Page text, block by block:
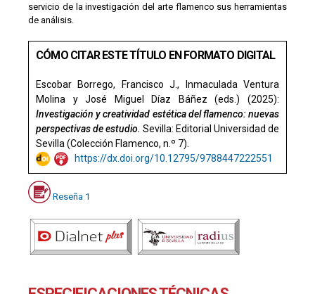
servicio de la investigación del arte flamenco sus herramientas
de análisis.
CÓMO CITAR ESTE TÍTULO EN FORMATO DIGITAL
Escobar Borrego, Francisco J., Inmaculada Ventura
Molina y José Miguel Díaz Báñez (eds.) (2025):
Investigación y creatividad estética del flamenco: nuevas
perspectivas de estudio. Sevilla: Editorial Universidad de
Sevilla (Colección Flamenco, n.º 7).
https://dx.doi.org/10.12795/9788447222551
Reseña 1